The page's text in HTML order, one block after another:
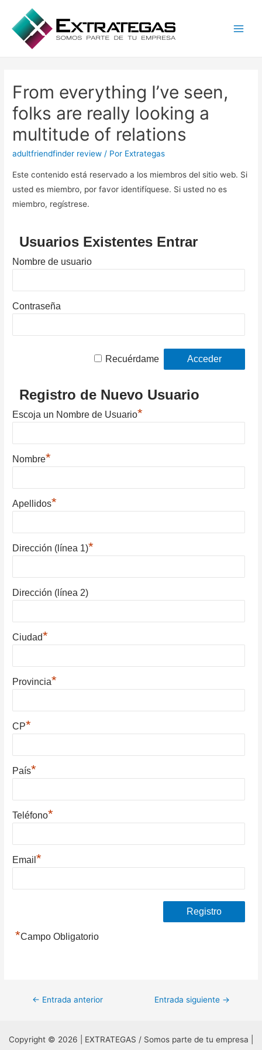
From everything I’ve seen,
folks are really looking a
multitude of relations
adultfriendfinder review / Por Extrategas
Este contenido está reservado a los miembros del sitio web. Si
usted es miembro, por favor identifíquese. Si usted no es
miembro, regístrese.
Usuarios Existentes Entrar
Nombre de usuario
Contraseña
Recuérdame
Registro de Nuevo Usuario
Escoja un Nombre de Usuario*
Nombre*
Apellidos*
Dirección (línea 1)*
Dirección (línea 2)
Ciudad*
Provincia*
CP*
País*
Teléfono*
Email*
*Campo Obligatorio
Navegación
entradas
← Entrada anterior Entrada siguiente →
Copyright © 2026 | EXTRATEGAS / Somos parte de tu empresa |